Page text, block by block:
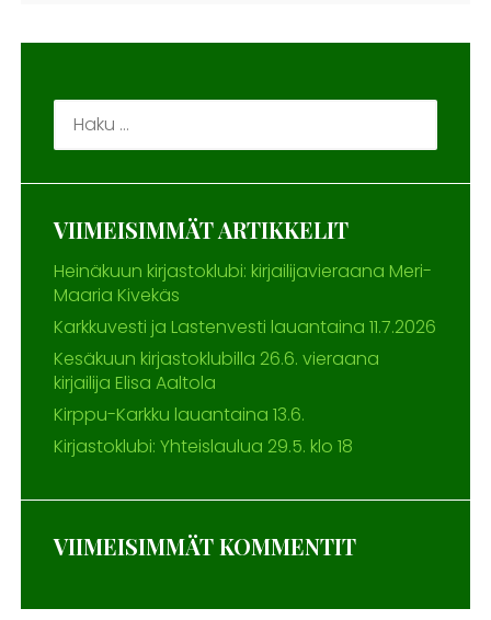
Haku:
VIIMEISIMMÄT ARTIKKELIT
Heinäkuun kirjastoklubi: kirjailijavieraana Meri-
Maaria Kivekäs
Karkkuvesti ja Lastenvesti lauantaina 11.7.2026
Kesäkuun kirjastoklubilla 26.6. vieraana
kirjailija Elisa Aaltola
Kirppu-Karkku lauantaina 13.6.
Kirjastoklubi: Yhteislaulua 29.5. klo 18
VIIMEISIMMÄT KOMMENTIT